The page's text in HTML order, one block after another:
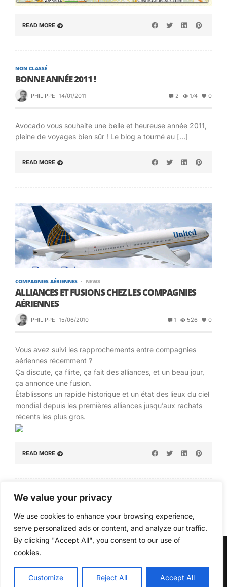
We value your privacy
We use cookies to enhance your browsing experience,
serve personalized ads or content, and analyze our traffic.
By clicking "Accept All", you consent to our use of
cookies.
Customize Reject All Accept All
READ MORE
NON CLASSÉ
BONNE ANNÉE 2011 !
PHILIPPE 14/01/2011 2 174 0
Avocado vous souhaite une belle et heureuse année 2011,
pleine de voyages bien sûr ! Le blog a tourné au […]
READ MORE
COMPAGNIES AÉRIENNES NEWS
ALLIANCES ET FUSIONS CHEZ LES COMPAGNIES
AÉRIENNES
PHILIPPE 15/06/2010 1 526 0
Vous avez suivi les rapprochements entre compagnies
aériennes récemment ?
Ça discute, ça flirte, ça fait des alliances, et un beau jour,
ça annonce une fusion.
Établissons un rapide historique et un état des lieux du ciel
mondial depuis les premières alliances jusqu’aux rachats
récents les plus gros.
READ MORE
1 2 3